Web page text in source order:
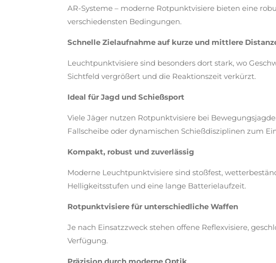
AR-Systeme – moderne Rotpunktvisiere bieten eine
verschiedensten Bedingungen.
Schnelle Zielaufnahme auf kurze und mittlere
Leuchtpunktvisiere sind besonders dort stark, wo
Sichtfeld vergrößert und die Reaktionszeit verkürzt.
Ideal für Jagd und Schießsport
Viele Jäger nutzen Rotpunktvisiere bei
Fallscheibe oder dynamischen Schießdisziplinen zum
Kompakt, robust und zuverlässig
Moderne Leuchtpunktvisiere sind stoßfest,
Helligkeitsstufen und eine lange Batterielaufzeit.
Rotpunktvisiere für unterschiedliche Waffen
Je nach Einsatzzweck stehen offene Reflexvisiere,
Verfügung.